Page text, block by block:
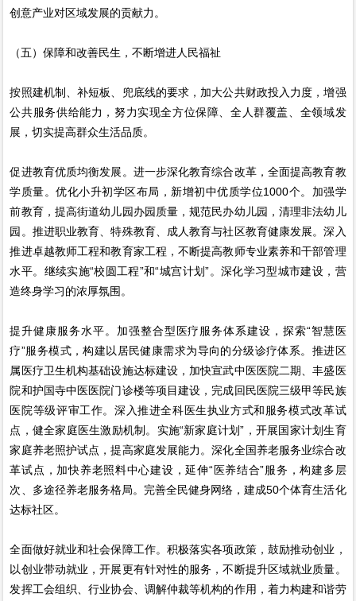
创意产业对区域发展的贡献力。
（五）保障和改善民生，不断增进人民福祉
按照建机制、补短板、兜底线的要求，加大公共财政投入力度，增强
公共服务供给能力，努力实现全方位保障、全人群覆盖、全领域发
展，切实提高群众生活品质。
促进教育优质均衡发展。进一步深化教育综合改革，全面提高教育教
学质量。优化小升初学区布局，新增初中优质学位1000个。加强学
前教育，提高街道幼儿园办园质量，规范民办幼儿园，清理非法幼儿
园。推进职业教育、特殊教育、成人教育与社区教育健康发展。深入
推进卓越教师工程和教育家工程，不断提高教师专业素养和干部管理
水平。继续实施“校圆工程”和“城宫计划”。深化学习型城市建设，营
造终身学习的浓厚氛围。
提升健康服务水平。加强整合型医疗服务体系建设，探索“智慧医
疗”服务模式，构建以居民健康需求为导向的分级诊疗体系。推进区
属医疗卫生机构基础设施达标建设，加快宣武中医医院二期、丰盛医
院和护国寺中医医院门诊楼等项目建设，完成回民医院三级甲等民族
医院等级评审工作。深入推进全科医生执业方式和服务模式改革试
点，健全家庭医生激励机制。实施“新家庭计划”，开展国家计划生育
家庭养老照护试点，提高家庭发展能力。深化全国养老服务业综合改
革试点，加快养老照料中心建设，延伸“医养结合”服务，构建多层
次、多途径养老服务格局。完善全民健身网络，建成50个体育生活化
达标社区。
全面做好就业和社会保障工作。积极落实各项政策，鼓励推动创业，
以创业带动就业，开展更有针对性的服务，不断提升区域就业质量。
发挥工会组织、行业协会、调解仲裁等机构的作用，着力构建和谐劳